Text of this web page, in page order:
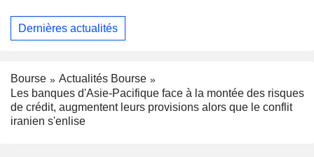
Dernières actualités
Bourse
Actualités Bourse
Les banques d'Asie-Pacifique face à la montée des risques
de crédit, augmentent leurs provisions alors que le conflit
iranien s'enlise